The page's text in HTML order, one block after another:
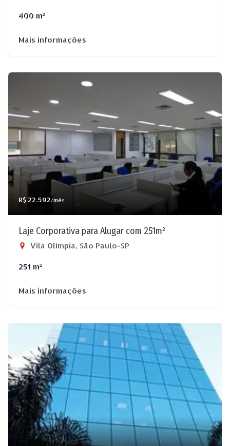
400 m²
Mais informações
R$ 22.592/mês
Laje Corporativa para Alugar com 251m²
Vila Olímpia, São Paulo-SP
251 m²
Mais informações